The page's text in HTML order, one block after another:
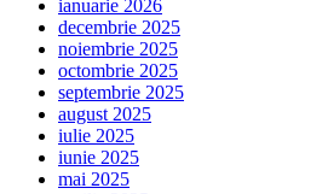
ianuarie 2026
decembrie 2025
noiembrie 2025
octombrie 2025
septembrie 2025
august 2025
iulie 2025
iunie 2025
mai 2025